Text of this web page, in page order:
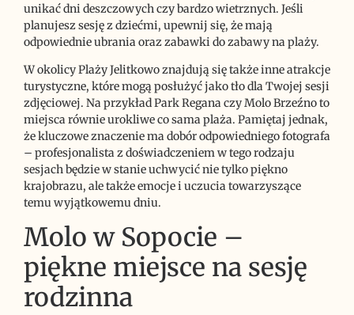
unikać dni deszczowych czy bardzo wietrznych. Jeśli
planujesz sesję z dziećmi, upewnij się, że mają
odpowiednie ubrania oraz zabawki do zabawy na plaży.
W okolicy Plaży Jelitkowo znajdują się także inne atrakcje
turystyczne, które mogą posłużyć jako tło dla Twojej sesji
zdjęciowej. Na przykład Park Regana czy Molo Brzeźno to
miejsca równie urokliwe co sama plaża. Pamiętaj jednak,
że kluczowe znaczenie ma dobór odpowiedniego fotografa
– profesjonalista z doświadczeniem w tego rodzaju
sesjach będzie w stanie uchwycić nie tylko piękno
krajobrazu, ale także emocje i uczucia towarzyszące
temu wyjątkowemu dniu.
Molo w Sopocie –
piękne miejsce na sesję
rodzinna